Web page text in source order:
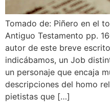
Tomado de: Piñero en el
Antiguo Testamento pp.
autor de este breve
indicábamos, un Job
un personaje que encaja
descripciones del homo
pietistas que […]